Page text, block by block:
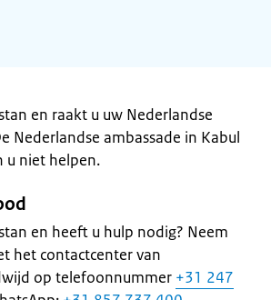
en raakt u uw Nederlandse
Nederlandse ambassade in Kabul
u niet helpen.
en heeft u hulp nodig? Neem
het contactcenter van
op telefoonnummer +31 247